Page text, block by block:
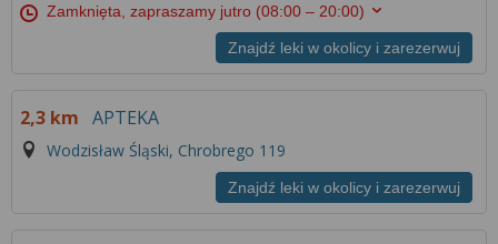
Zamknięta, zapraszamy jutro (08:00 – 20:00)
Znajdź leki w okolicy i zarezerwuj
2,3 km APTEKA
Wodzisław Śląski, Chrobrego 119
Znajdź leki w okolicy i zarezerwuj